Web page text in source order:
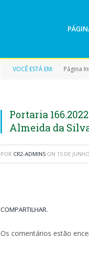
VOCÊ ESTÁ EM: Página
Portaria
Almeida da
POR CR2-ADMIN5 ON 15 DE
COMPARTILHAR.
Os comentários estão